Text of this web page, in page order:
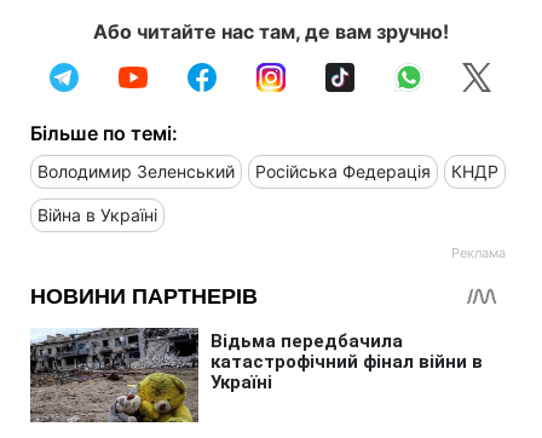
Або читайте нас там, де вам зручно!
Більше по темі:
Володимир Зеленський Російська Федерація КНДР
Війна в Україні